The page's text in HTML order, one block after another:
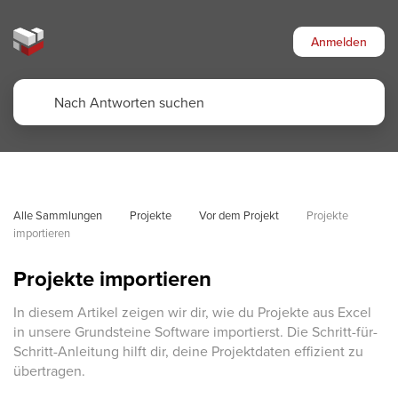
Anmelden
Alle Sammlungen Projekte Vor dem Projekt
Projekte
importieren
Projekte importieren
In diesem Artikel zeigen wir dir, wie du Projekte aus Excel
in unsere Grundsteine Software importierst. Die Schritt-für-
Schritt-Anleitung hilft dir, deine Projektdaten effizient zu
übertragen.